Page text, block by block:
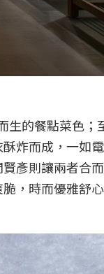
生的餐點菜色；
炸而成，一如
彥則讓兩者合
，時而優雅舒